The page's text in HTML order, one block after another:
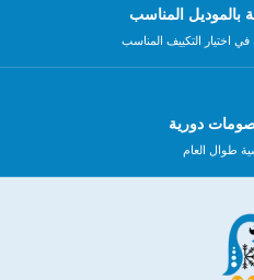
بالموديل المناسب
اختيار التكييف المناسب
دورية
طوال العام